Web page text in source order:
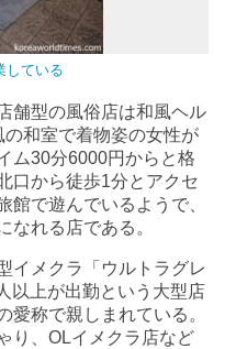
している
舗型の風俗店は和風ヘル
和室で着物姿の女性が
ム30分6000円からと格
口から徒歩1分とアクセ
館で遊んでいるようで、
なれる店である。
イメクラ「ウルトラグレ
以上が出勤という大型店
愛称で親しまれている。
り、OLイメクラ店など